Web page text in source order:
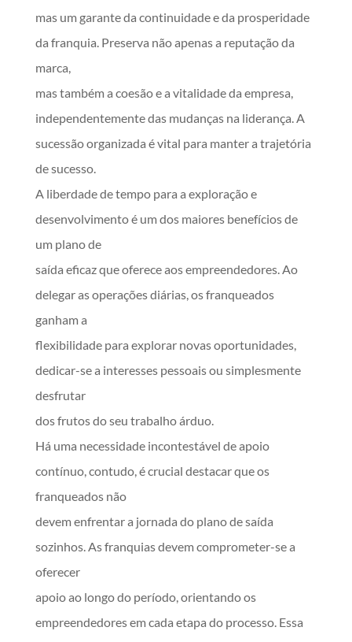
mas um garante da continuidade e da prosperidade
da franquia. Preserva não apenas a reputação da
marca,
mas também a coesão e a vitalidade da empresa,
independentemente das mudanças na liderança. A
sucessão organizada é vital para manter a trajetória
de sucesso.
A liberdade de tempo para a exploração e
desenvolvimento é um dos maiores benefícios de
um plano de
saída eficaz que oferece aos empreendedores. Ao
delegar as operações diárias, os franqueados
ganham a
flexibilidade para explorar novas oportunidades,
dedicar-se a interesses pessoais ou simplesmente
desfrutar
dos frutos do seu trabalho árduo.
Há uma necessidade incontestável de apoio
contínuo, contudo, é crucial destacar que os
franqueados não
devem enfrentar a jornada do plano de saída
sozinhos. As franquias devem comprometer-se a
oferecer
apoio ao longo do período, orientando os
empreendedores em cada etapa do processo. Essa